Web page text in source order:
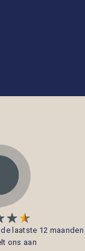
laatste 12 maanden
ons aan